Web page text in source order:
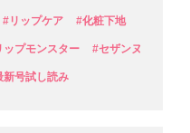
#リップケア #化粧下地
ップモンスター #セザンヌ
新号試し読み